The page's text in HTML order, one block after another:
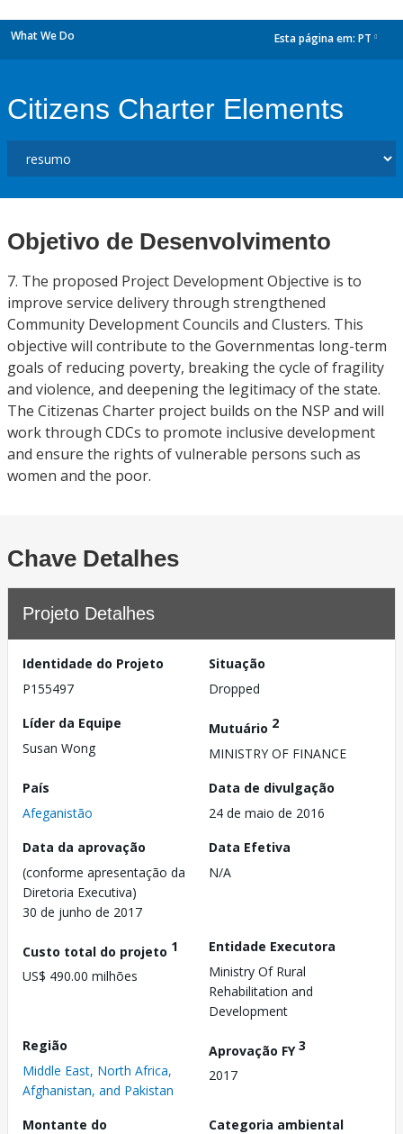
What We Do Esta página em: PT
Citizens Charter Elements
Objetivo de Desenvolvimento
7. The proposed Project Development Objective is to
improve service delivery through strengthened
Community Development Councils and Clusters. This
objective will contribute to the Governmentas long-term
goals of reducing poverty, breaking the cycle of fragility
and violence, and deepening the legitimacy of the state.
The Citizenas Charter project builds on the NSP and will
work through CDCs to promote inclusive development
and ensure the rights of vulnerable persons such as
women and the poor.
Chave Detalhes
Projeto Detalhes
Identidade do Projeto
P155497
Situação
Dropped
Líder da Equipe
Susan Wong
Mutuário 2
MINISTRY OF FINANCE
País
Afeganistão
Data de divulgação
24 de maio de 2016
Data da aprovação
(conforme apresentação da
Diretoria Executiva)
30 de junho de 2017
Data Efetiva
N/A
Custo total do projeto 1
US$ 490.00 milhões
Entidade Executora
Ministry Of Rural
Rehabilitation and
Development
Região
Middle East, North Africa,
Afghanistan, and Pakistan
Aprovação FY3
2017
Montante do
Categoria ambiental